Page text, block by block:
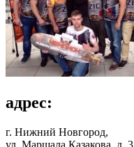
адрес:
г. Нижний Новгород,
ул. Маршала Казакова, д. 3